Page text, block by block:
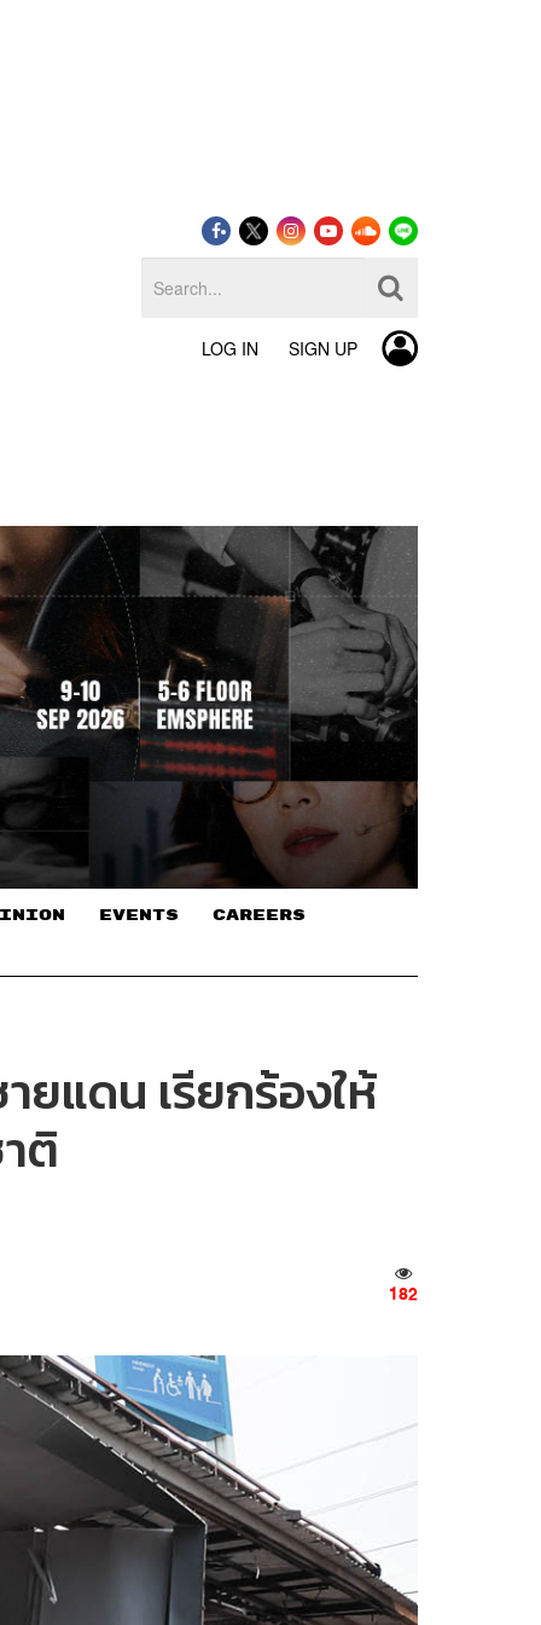
LOG IN SIGN UP
EVENTS CAREERS
ยแดน เรียกร้องให้
ติ
182